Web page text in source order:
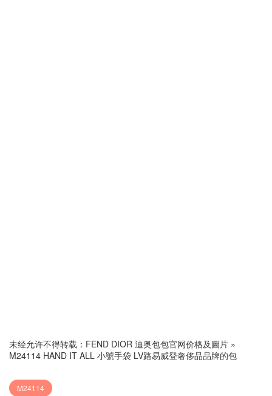
未经允许不得转载： FEND DIOR 迪奥包包官网价格及圖片 »
M24114 HAND IT ALL 小號手袋 LV路易威登奢侈品品牌的包
M24114